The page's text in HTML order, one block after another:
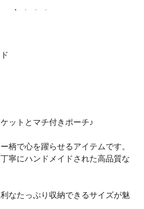
ットとマチ付きポーチ♪
柄で心を躍らせるアイテムです。
寧にハンドメイドされた高品質な
なたっぷり収納できるサイズが魅